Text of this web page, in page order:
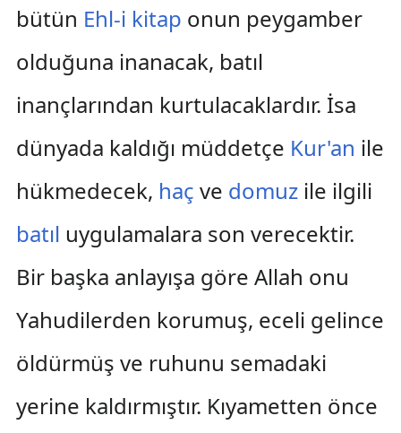
bütün Ehl-i kitap onun peygamber
olduğuna inanacak, batıl
inançlarından kurtulacaklardır. İsa
dünyada kaldığı müddetçe Kur'an ile
hükmedecek, haç ve domuzile ilgili
batıl uygulamalara son verecektir.
Bir başka anlayışa göre Allah onu
Yahudilerden korumuş, eceli gelince
öldürmüş ve ruhunu semadaki
yerine kaldırmıştır. Kıyametten önce